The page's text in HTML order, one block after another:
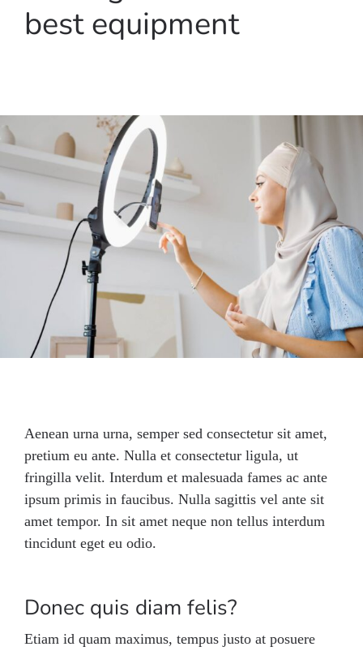
best equipment
Aenean urna urna, semper sed consectetur sit amet,
pretium eu ante. Nulla et consectetur ligula, ut
fringilla velit. Interdum et malesuada fames ac ante
ipsum primis in faucibus. Nulla sagittis vel ante sit
amet tempor. In sit amet neque non tellus interdum
tincidunt eget eu odio.
Donec quis diam felis?
Etiam id quam maximus, tempus justo at posuere